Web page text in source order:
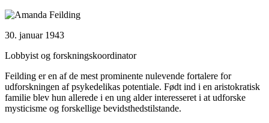
30. januar 1943
Lobbyist og forskningskoordinator
Feilding er en af de mest prominente nulevende fortalere for
udforskningen af psykedelikas potentiale. Født ind i en aristokratisk
familie blev hun allerede i en ung alder interesseret i at udforske
mysticisme og forskellige bevidsthedstilstande.